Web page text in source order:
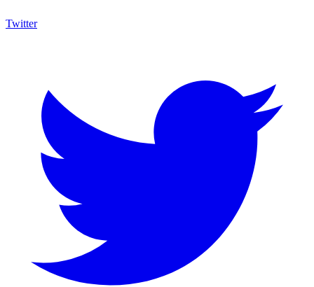
Twitter